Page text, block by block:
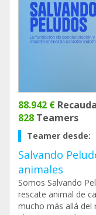
88.942 €
828 Teamers
Teamer desde:
Salvando
animales
Somos Salvando
rescate animal de
mucho más allá del